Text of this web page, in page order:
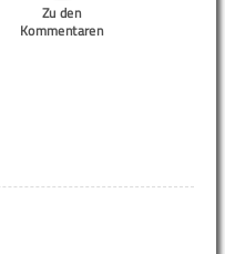
Zu den
Kommentaren